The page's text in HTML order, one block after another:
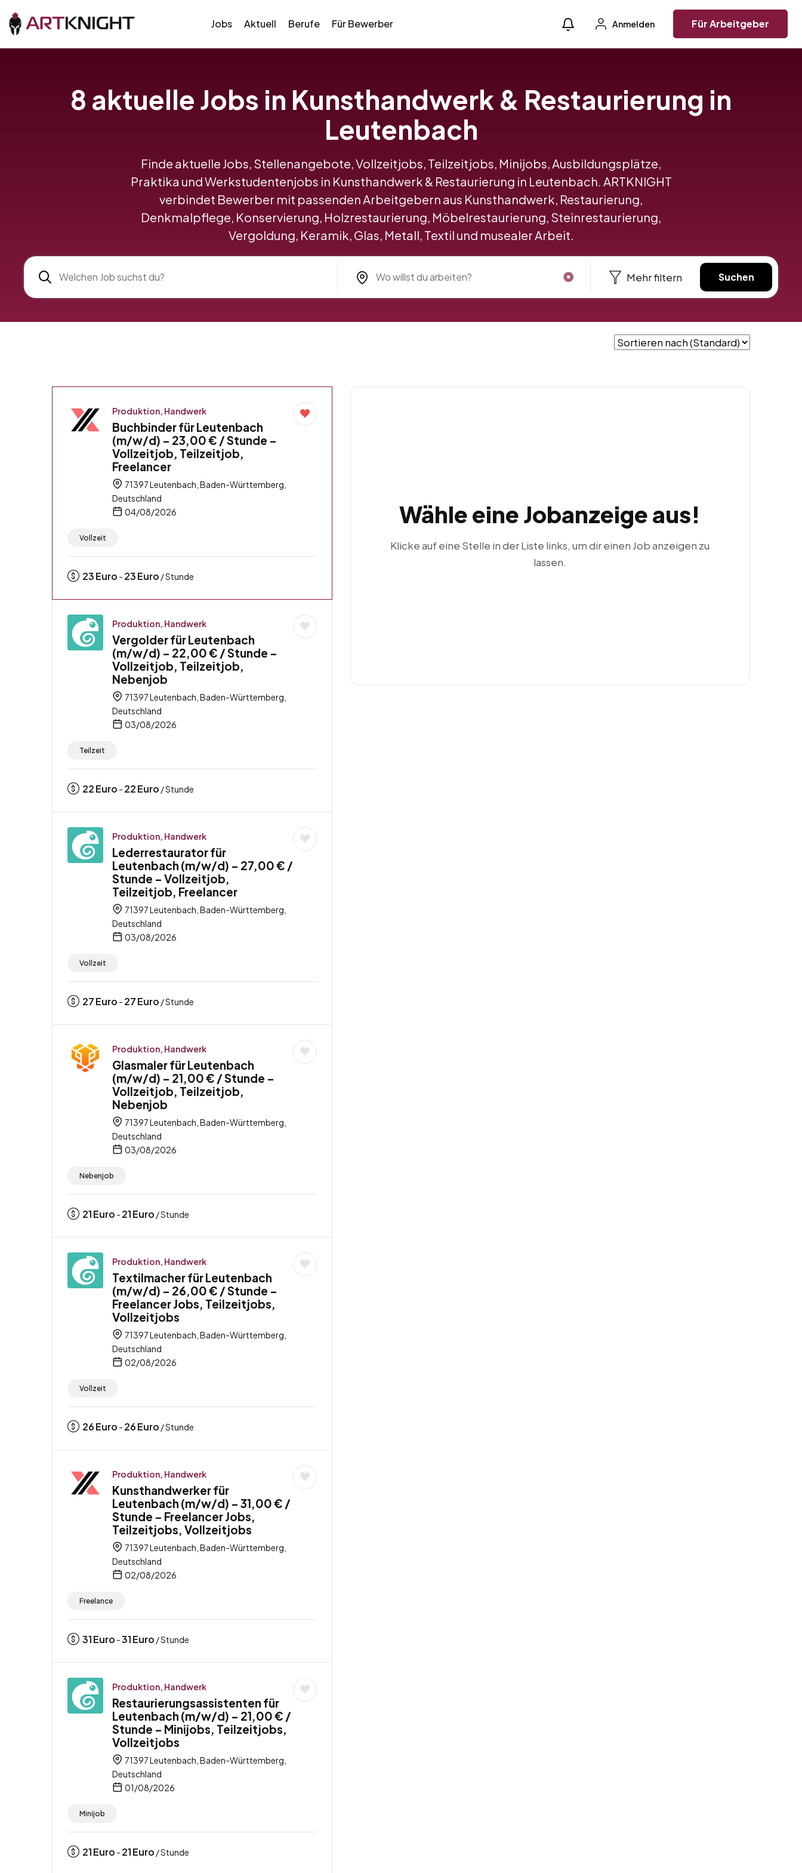
Jobs Aktuell Berufe Für Bewerber Anmelden Für Arbeitgeber
8 aktuelle Jobs in Kunsthandwerk & Restaurierung in
Leutenbach
Finde aktuelle Jobs, Stellenangebote, Vollzeitjobs, Teilzeitjobs, Minijobs, Ausbildungsplätze,
Praktika und Werkstudentenjobs in Kunsthandwerk & Restaurierung in Leutenbach. ARTKNIGHT
verbindet Bewerber mit passenden Arbeitgebern aus Kunsthandwerk, Restaurierung,
Denkmalpflege, Konservierung, Holzrestaurierung, Möbelrestaurierung, Steinrestaurierung,
Vergoldung, Keramik, Glas, Metall, Textil und musealer Arbeit.
Mehr filtern Suchen
Produktion, Handwerk
Buchbinder für Leutenbach
(m/w/d) – 23,00 € / Stunde –
Vollzeitjob, Teilzeitjob,
Freelancer
71397 Leutenbach, Baden-Württemberg,
Deutschland
04/08/2026
Vollzeit
23Euro - 23Euro / Stunde
Produktion, Handwerk
Vergolder für Leutenbach
(m/w/d) – 22,00 € / Stunde –
Vollzeitjob, Teilzeitjob,
Nebenjob
71397 Leutenbach, Baden-Württemberg,
Deutschland
03/08/2026
Teilzeit
22Euro - 22Euro / Stunde
Produktion, Handwerk
Lederrestaurator für
Leutenbach (m/w/d) – 27,00 € /
Stunde – Vollzeitjob,
Teilzeitjob, Freelancer
71397 Leutenbach, Baden-Württemberg,
Deutschland
03/08/2026
Vollzeit
27Euro - 27Euro / Stunde
Produktion, Handwerk
Glasmaler für Leutenbach
(m/w/d) – 21,00 € / Stunde –
Vollzeitjob, Teilzeitjob,
Nebenjob
71397 Leutenbach, Baden-Württemberg,
Deutschland
03/08/2026
Nebenjob
21Euro - 21Euro / Stunde
Produktion, Handwerk
Textilmacher für Leutenbach
(m/w/d) – 26,00 € / Stunde –
Freelancer Jobs, Teilzeitjobs,
Vollzeitjobs
71397 Leutenbach, Baden-Württemberg,
Deutschland
02/08/2026
Vollzeit
26Euro - 26Euro / Stunde
Produktion, Handwerk
Kunsthandwerker für
Leutenbach (m/w/d) – 31,00 € /
Stunde – Freelancer Jobs,
Teilzeitjobs, Vollzeitjobs
71397 Leutenbach, Baden-Württemberg,
Deutschland
02/08/2026
Freelance
31Euro -31Euro / Stunde
Produktion, Handwerk
Restaurierungsassistenten für
Leutenbach (m/w/d) – 21,00 € /
Stunde – Minijobs, Teilzeitjobs,
Vollzeitjobs
71397 Leutenbach, Baden-Württemberg,
Deutschland
01/08/2026
Minijob
21Euro - 21Euro / Stunde
Wähle eine Jobanzeige aus!
Klicke auf eine Stelle in der Liste links, um dir einen Job anzeigen zu
lassen.